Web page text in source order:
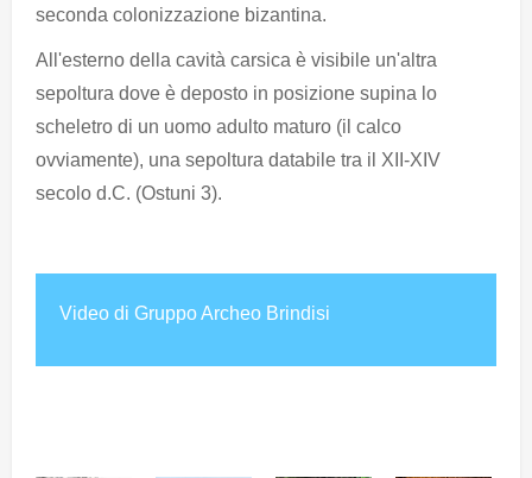
seconda colonizzazione bizantina.
All'esterno della cavità carsica è visibile un'altra
sepoltura dove è deposto in posizione supina lo
scheletro di un uomo adulto maturo (il calco
ovviamente), una sepoltura databile tra il XII-XIV
secolo d.C. (Ostuni 3).
Video di Gruppo Archeo Brindisi